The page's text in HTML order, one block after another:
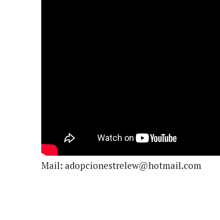
Mail: adopcionestrelew@hotmail.com